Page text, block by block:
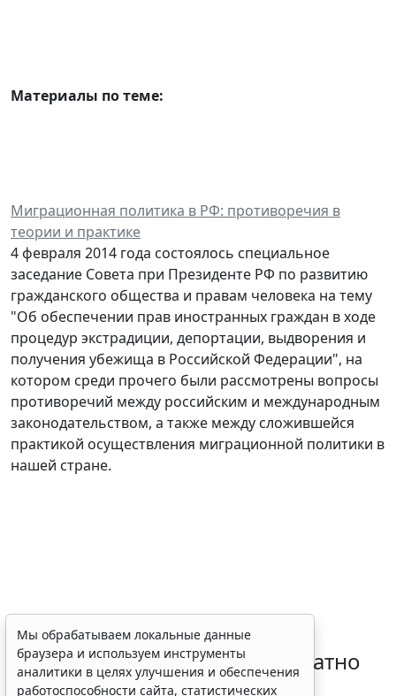
Материалы по теме:
Миграционная политика в РФ: противоречия в
теории и практике
4 февраля 2014 года состоялось специальное
заседание Совета при Президенте РФ по развитию
гражданского общества и правам человека на тему
"Об обеспечении прав иностранных граждан в ходе
процедур экстрадиции, депортации, выдворения и
получения убежища в Российской Федерации", на
котором среди прочего были рассмотрены вопросы
противоречий между российским и международным
законодательством, а также между сложившейся
практикой осуществления миграционной политики в
нашей стране.
Временное удостоверение
личности оформляется бесплатно
при утрате паспорта
Мы обрабатываем локальные данные
браузера и используем инструменты
аналитики в целях улучшения и обеспечения
работоспособности сайта, статистических